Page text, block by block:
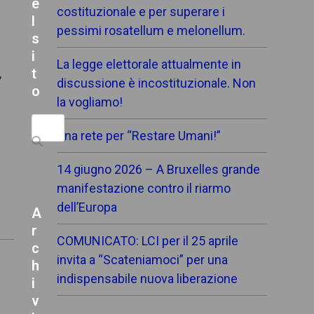
costituzionale e per superare i
pessimi rosatellum e melonellum.
La legge elettorale attualmente in
discussione è incostituzionale. Non
la vogliamo!
Una rete per “Restare Umani!”
14 giugno 2026 – A Bruxelles grande
manifestazione contro il riarmo
dell’Europa
COMUNICATO: LCI per il 25 aprile
invita a “Scateniamoci” per una
indispensabile nuova liberazione
e
s
i
t
o
Search
A
r
c
h
i
v